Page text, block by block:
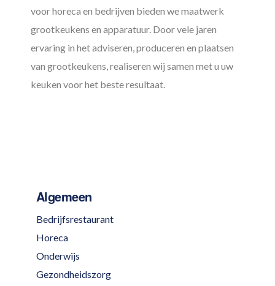
voor horeca en bedrijven bieden we maatwerk
grootkeukens en apparatuur. Door vele jaren
ervaring in het adviseren, produceren en plaatsen
van grootkeukens, realiseren wij samen met u uw
keuken voor het beste resultaat.
Algemeen
Bedrijfsrestaurant
Horeca
Onderwijs
Gezondheidszorg